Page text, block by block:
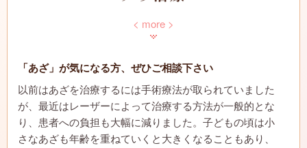
ピアスあけ・いれずみ除去
発毛・育毛 男性向け治療
ピアスあけ
超音波導入 医療レーザー脱毛
Xeo(ゼオ) サーマクール
< more >
「あざ」が気になる方、ぜひご相談下さい
以前はあざを治療するには手術療法が取られていました
が、最近はレーザーによって治療する方法が一般的とな
り、患者への負担も大幅に減りました。子どもの頃は小
さなあざも年齢を重ねていくと大きくなることもあり、